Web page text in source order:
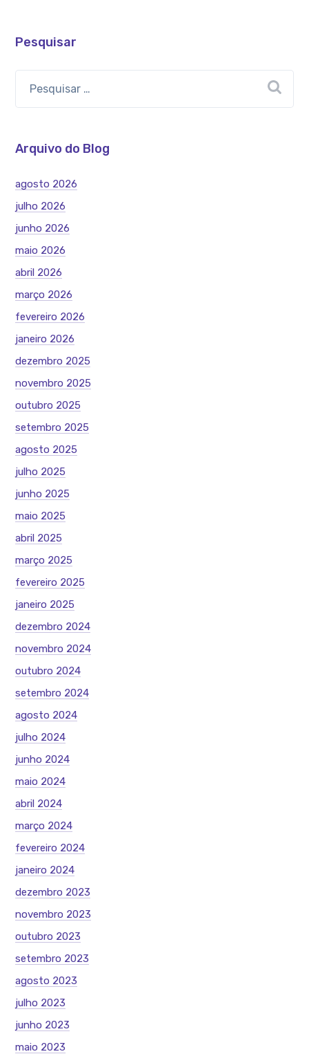
Pesquisar
Arquivo do Blog
agosto 2026
julho 2026
junho 2026
maio 2026
abril 2026
março 2026
fevereiro 2026
janeiro 2026
dezembro 2025
novembro 2025
outubro 2025
setembro 2025
agosto 2025
julho 2025
junho 2025
maio 2025
abril 2025
março 2025
fevereiro 2025
janeiro 2025
dezembro 2024
novembro 2024
outubro 2024
setembro 2024
agosto 2024
julho 2024
junho 2024
maio 2024
abril 2024
março 2024
fevereiro 2024
janeiro 2024
dezembro 2023
novembro 2023
outubro 2023
setembro 2023
agosto 2023
julho 2023
junho 2023
maio 2023